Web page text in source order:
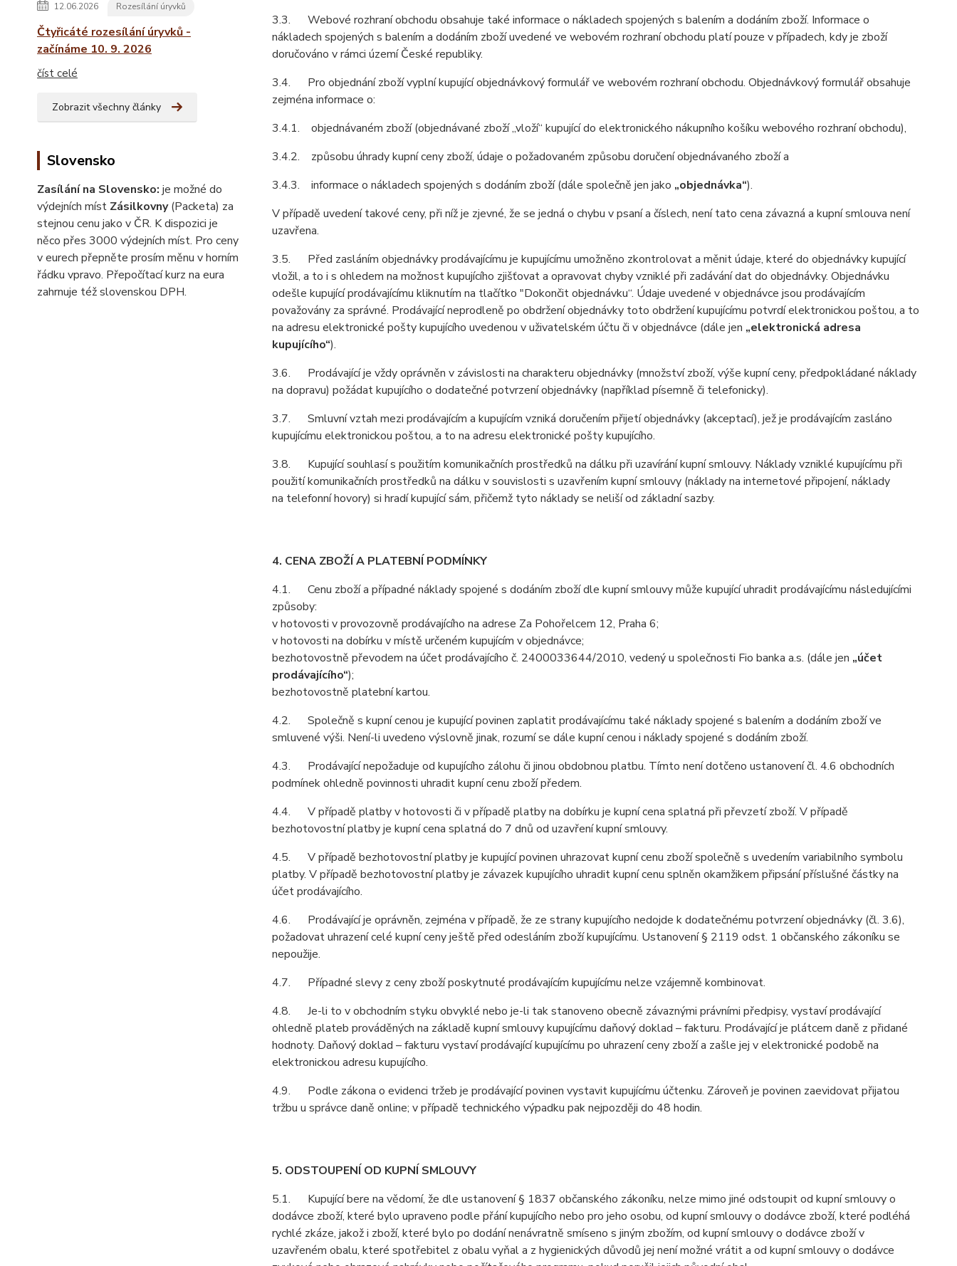
12.06.2026 Rozesílání úryvků
Čtyřicáté rozesílání úryvků -
začínáme 10. 9. 2026
číst celé
Zobrazit všechny články
Slovensko
Zasílání na Slovensko: je možné do
výdejních míst Zásilkovny(Packeta) za
stejnou cenu jako v ČR. K dispozici je
něco přes 3000 výdejních míst. Pro ceny
v eurech přepněte prosím měnu v horním
řádku vpravo. Přepočítací kurz na eura
zahrnuje též slovenskou DPH.
3.3. Webové rozhraní obchodu obsahuje také informace o nákladech spojených s balením a dodáním zboží. Informace o
nákladech spojených s balením a dodáním zboží uvedené ve webovém rozhraní obchodu platí pouze v případech, kdy je zboží
doručováno v rámci území České republiky.
3.4. Pro objednání zboží vyplní kupující objednávkový formulář ve webovém rozhraní obchodu. Objednávkový formulář obsahuje
zejména informace o:
3.4.1. objednávaném zboží (objednávané zboží „vloží“ kupující do elektronického nákupního košíku webového rozhraní obchodu),
3.4.2. způsobu úhrady kupní ceny zboží, údaje o požadovaném způsobu doručení objednávaného zboží a
3.4.3. informace o nákladech spojených s dodáním zboží (dále společně jen jako „objednávka“).
V případě uvedení takové ceny, při níž je zjevné, že se jedná o chybu v psaní a číslech, není tato cena závazná a kupní smlouva není
uzavřena.
3.5. Před zasláním objednávky prodávajícímu je kupujícímu umožněno zkontrolovat a měnit údaje, které do objednávky kupující
vložil, a to i s ohledem na možnost kupujícího zjišťovat a opravovat chyby vzniklé při zadávání dat do objednávky. Objednávku
odešle kupující prodávajícímu kliknutím na tlačítko "Dokončit objednávku“. Údaje uvedené v objednávce jsou prodávajícím
považovány za správné. Prodávající neprodleně po obdržení objednávky toto obdržení kupujícímu potvrdí elektronickou poštou, a to
na adresu elektronické pošty kupujícího uvedenou v uživatelském účtu či v objednávce (dále jen „elektronická adresa
kupujícího“).
3.6. Prodávající je vždy oprávněn v závislosti na charakteru objednávky (množství zboží, výše kupní ceny, předpokládané náklady
na dopravu) požádat kupujícího o dodatečné potvrzení objednávky (například písemně či telefonicky).
3.7. Smluvní vztah mezi prodávajícím a kupujícím vzniká doručením přijetí objednávky (akceptací), jež je prodávajícím zasláno
kupujícímu elektronickou poštou, a to na adresu elektronické pošty kupujícího.
3.8. Kupující souhlasí s použitím komunikačních prostředků na dálku při uzavírání kupní smlouvy. Náklady vzniklé kupujícímu při
použití komunikačních prostředků na dálku v souvislosti s uzavřením kupní smlouvy (náklady na internetové připojení, náklady
na telefonní hovory) si hradí kupující sám, přičemž tyto náklady se neliší od základní sazby.
4. CENA ZBOŽÍ A PLATEBNÍ PODMÍNKY
4.1. Cenu zboží a případné náklady spojené s dodáním zboží dle kupní smlouvy může kupující uhradit prodávajícímu následujícími
způsoby:
v hotovosti v provozovně prodávajícího na adrese Za Pohořelcem 12, Praha 6;
v hotovosti na dobírku v místě určeném kupujícím v objednávce;
bezhotovostně převodem na účet prodávajícího č. 2400033644/2010, vedený u společnosti Fio banka a.s. (dále jen „účet
prodávajícího“);
bezhotovostně platební kartou.
4.2. Společně s kupní cenou je kupující povinen zaplatit prodávajícímu také náklady spojené s balením a dodáním zboží ve
smluvené výši. Není-li uvedeno výslovně jinak, rozumí se dále kupní cenou i náklady spojené s dodáním zboží.
4.3. Prodávající nepožaduje od kupujícího zálohu či jinou obdobnou platbu. Tímto není dotčeno ustanovení čl. 4.6 obchodních
podmínek ohledně povinnosti uhradit kupní cenu zboží předem.
4.4. V případě platby v hotovosti či v případě platby na dobírku je kupní cena splatná při převzetí zboží. V případě
bezhotovostní platby je kupní cena splatná do 7 dnů od uzavření kupní smlouvy.
4.5. V případě bezhotovostní platby je kupující povinen uhrazovat kupní cenu zboží společně s uvedením variabilního symbolu
platby. V případě bezhotovostní platby je závazek kupujícího uhradit kupní cenu splněn okamžikem připsání příslušné částky na
účet prodávajícího.
4.6. Prodávající je oprávněn, zejména v případě, že ze strany kupujícího nedojde k dodatečnému potvrzení objednávky (čl. 3.6),
požadovat uhrazení celé kupní ceny ještě před odesláním zboží kupujícímu. Ustanovení § 2119 odst. 1 občanského zákoníku se
nepoužije.
4.7. Případné slevy z ceny zboží poskytnuté prodávajícím kupujícímu nelze vzájemně kombinovat.
4.8. Je-li to v obchodním styku obvyklé nebo je-li tak stanoveno obecně závaznými právními předpisy, vystaví prodávající
ohledně plateb prováděných na základě kupní smlouvy kupujícímu daňový doklad – fakturu. Prodávající je plátcem daně z přidané
hodnoty. Daňový doklad – fakturu vystaví prodávající kupujícímu po uhrazení ceny zboží a zašle jej v elektronické podobě na
elektronickou adresu kupujícího.
4.9. Podle zákona o evidenci tržeb je prodávající povinen vystavit kupujícímu účtenku. Zároveň je povinen zaevidovat přijatou
tržbu u správce daně online; v případě technického výpadku pak nejpozději do 48 hodin.
5. ODSTOUPENÍ OD KUPNÍ SMLOUVY
5.1. Kupující bere na vědomí, že dle ustanovení § 1837 občanského zákoníku, nelze mimo jiné odstoupit od kupní smlouvy o
dodávce zboží, které bylo upraveno podle přání kupujícího nebo pro jeho osobu, od kupní smlouvy o dodávce zboží, které podléhá
rychlé zkáze, jakož i zboží, které bylo po dodání nenávratně smíseno s jiným zbožím, od kupní smlouvy o dodávce zboží v
uzavřeném obalu, které spotřebitel z obalu vyňal a z hygienických důvodů jej není možné vrátit a od kupní smlouvy o dodávce